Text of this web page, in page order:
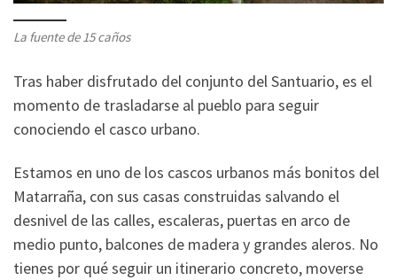
La fuente de 15 caños
Tras haber disfrutado del conjunto del Santuario, es el
momento de trasladarse al pueblo para seguir
conociendo el casco urbano.
Estamos en uno de los cascos urbanos más bonitos del
Matarraña, con sus casas construidas salvando el
desnivel de las calles, escaleras, puertas en arco de
medio punto, balcones de madera y grandes aleros. No
tienes por qué seguir un itinerario concreto, moverse